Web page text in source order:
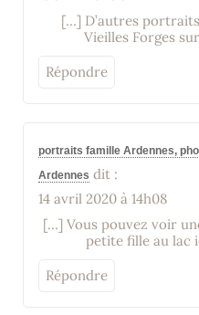
[…] D’autres
Vieilles Forges
Répondre
portraits famille Ardennes,
Ardennes dit :
14 avril 2020 à 14h08
[…] Vous pouvez voir
petite fille au lac
Répondre